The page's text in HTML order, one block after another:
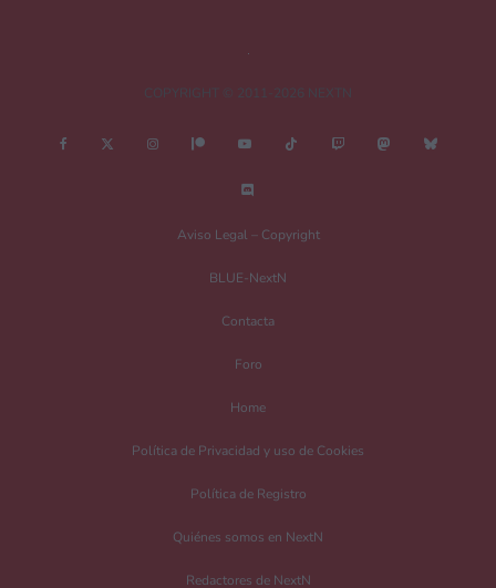
Guarda mi nombre, correo electrónico y web en este navegador para la
Recibir un correo electrónico con cada nueva entrada.
Aviso Legal – Copyright
BLUE-NextN
Contacta
Foro
Home
Política de Privacidad y uso de Cookies
Política de Registro
Quiénes somos en NextN
Redactores de NextN